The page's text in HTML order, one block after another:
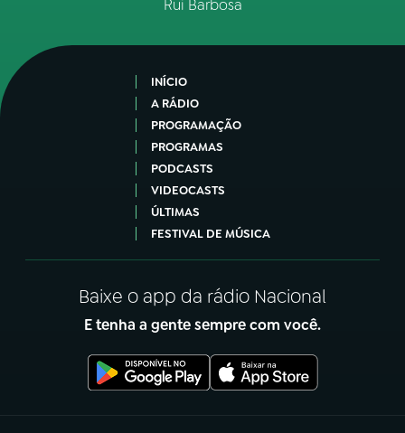
Rui Barbosa
INÍCIO
A RÁDIO
PROGRAMAÇÃO
PROGRAMAS
PODCASTS
VIDEOCASTS
ÚLTIMAS
FESTIVAL DE MÚSICA
Baixe o app da rádio Nacional
E tenha a gente sempre com você.